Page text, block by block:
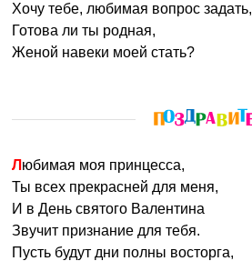
Хочу тебе, любимая вопрос задать,
Готова ли ты родная,
Женой навеки моей стать?
Любимая моя принцесса,
Ты всех прекрасней для меня,
И в День святого Валентина
Звучит признание для тебя.
Пусть будут дни полны восторга,